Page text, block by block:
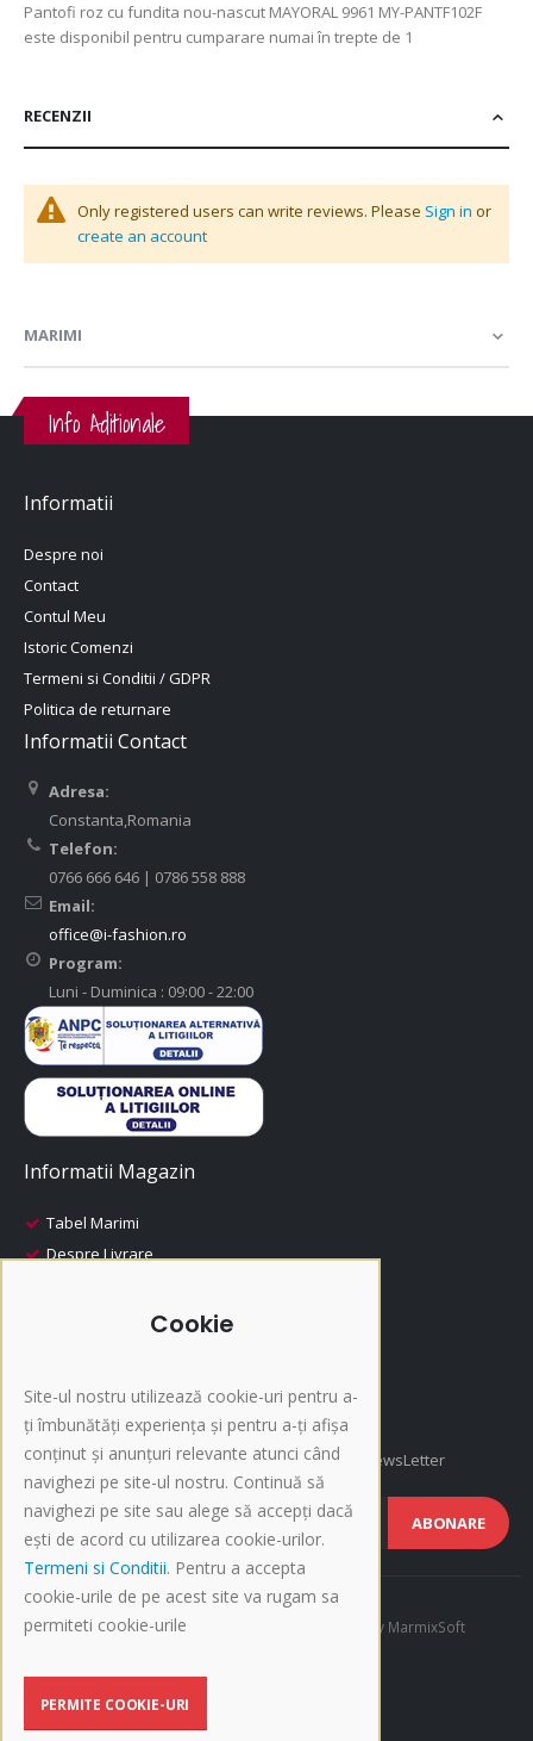
Cookie
Site-ul nostru utilizează cookie-uri pentru a-
ți îmbunătăți experiența și pentru a-ți afișa
conținut și anunțuri relevante atunci când
navighezi pe site-ul nostru. Continuă să
navighezi pe site sau alege să accepți dacă
ești de acord cu utilizarea cookie-urilor.
Termeni si Conditii. Pentru a accepta
cookie-urile de pe acest site va rugam sa
permiteti cookie-urile
PERMITE COOKIE-URI
Pantofi roz cu fundita nou-nascut MAYORAL 9961 MY-PANTF102F
este disponibil pentru cumparare numai în trepte de 1
RECENZII
Only registered users can write reviews. Please Sign in or
create an account
MARIMI
Info Aditionale
Informatii
Despre noi
Contact
Contul Meu
Istoric Comenzi
Termeni si Conditii / GDPR
Politica de returnare
Informatii Contact
Adresa:
Constanta,Romania
Telefon:
0766 666 646 | 0786 558 888
Email:
office@i-fashion.ro
Program:
Luni - Duminica : 09:00 - 22:00
Informatii Magazin
Tabel Marimi
Despre Livrare
Inscriere NewsLetter
Afla cele mai noi oferte si promotii, Inscrie-te la NewsLetter
ABONARE
BLOG
©Copyright 2015-present i-Fashion.ro. Developed by MarmixSoft